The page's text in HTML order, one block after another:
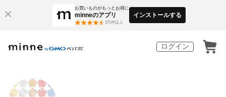
お買いものがもっとお得に
minneのアプリ
3万件以上
インストールする
ログイン